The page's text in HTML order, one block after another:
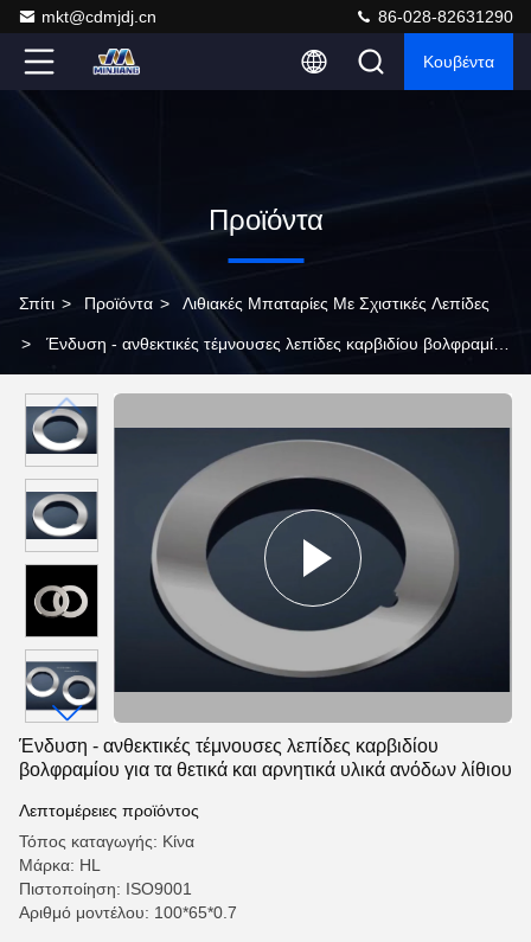
mkt@cdmjdj.cn 86-028-82631290
Κουβέντα
Προϊόντα
Σπίτι > Προϊόντα > Λιθιακές Μπαταρίες Με Σχιστικές Λεπίδες
> Ένδυση - ανθεκτικές τέμνουσες λεπίδες καρβιδίου βολφραμίου
Ένδυση - ανθεκτικές τέμνουσες λεπίδες καρβιδίου
βολφραμίου για τα θετικά και αρνητικά υλικά ανόδων λίθιου
Λεπτομέρειες προϊόντος
Τόπος καταγωγής: Κίνα
Μάρκα: HL
Πιστοποίηση: ISO9001
Αριθμό μοντέλου: 100*65*0.7